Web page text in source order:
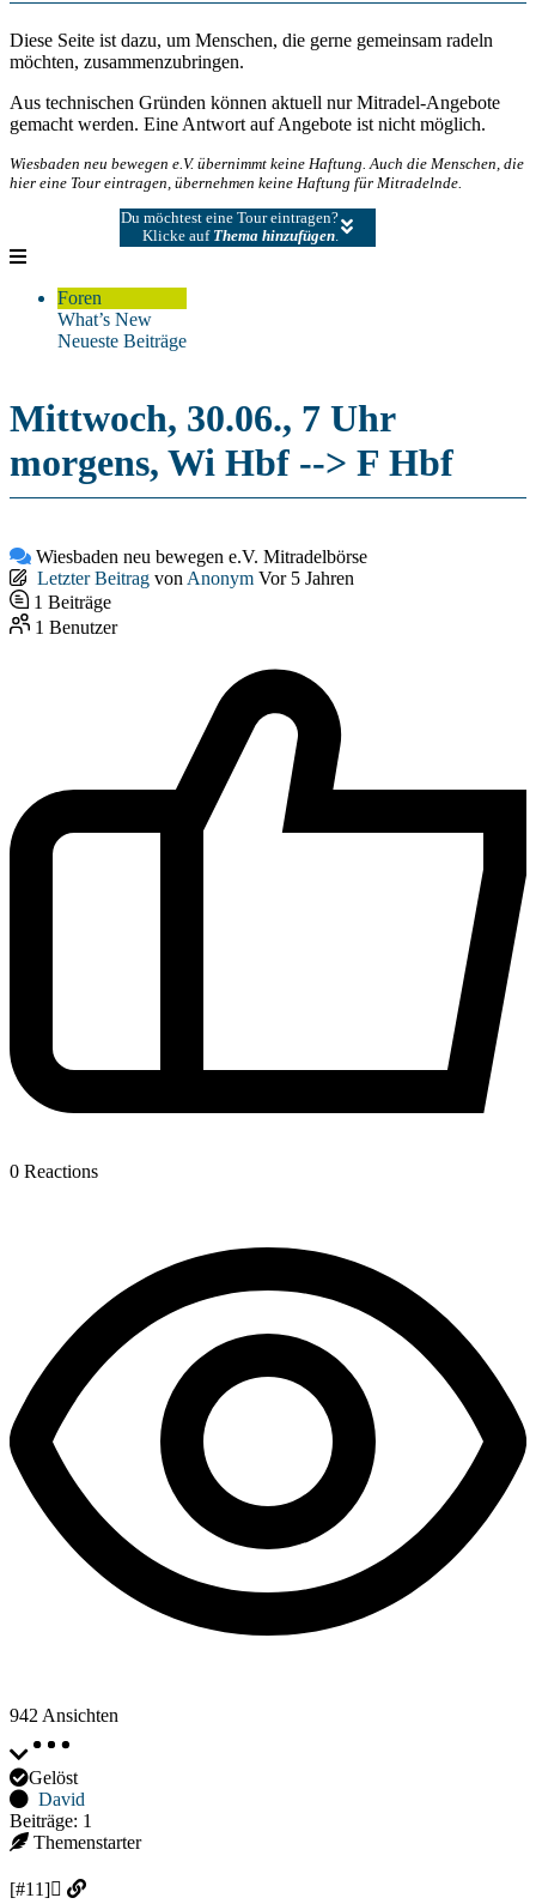
Diese Seite ist dazu, um Menschen, die gerne gemeinsam radeln
möchten, zusammenzubringen.
Aus technischen Gründen können aktuell nur Mitradel-Angebote
gemacht werden. Eine Antwort auf Angebote ist nicht möglich.
Wiesbaden neu bewegen e.V. übernimmt keine Haftung. Auch die Menschen, die
hier eine Tour eintragen, übernehmen keine Haftung für Mitradelnde.
Du möchtest eine Tour eintragen?
Klicke auf Thema hinzufügen.
Foren
What’s New
Neueste Beiträge
Mittwoch, 30.06., 7 Uhr
morgens, Wi Hbf --> F Hbf
Wiesbaden neu bewegen e.V. Mitradelbörse
Letzter Beitrag von Anonym Vor 5 Jahren
1 Beiträge
1 Benutzer
0 Reactions
942 Ansichten
Gelöst
David
Beiträge: 1
Themenstarter
[#11]